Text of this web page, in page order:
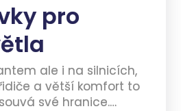
pro
ale i na silnicích,
a větší komfort to
své hranice.…